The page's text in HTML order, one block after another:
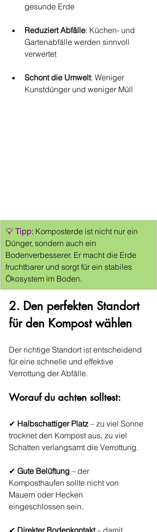
gesunde Erde
Reduziert Abfälle: Küchen- und
Gartenabfälle werden sinnvoll
verwertet
Schont die Umwelt: Weniger
Kunstdünger und weniger Müll
💡 Tipp: Komposterde ist nicht nur ein
Dünger, sondern auch ein
Bodenverbesserer. Er macht die Erde
fruchtbarer und sorgt für ein stabiles
Ökosystem im Boden.
2. Den perfekten Standort
für den Kompost wählen
Der richtige Standort ist entscheidend
für eine schnelle und effektive
Verrottung der Abfälle.
Worauf du achten solltest:
✔ Halbschattiger Platz – zu viel Sonne
trocknet den Kompost aus, zu viel
Schatten verlangsamt die Verrottung.
✔ Gute Belüftung – der
Komposthaufen sollte nicht von
Mauern oder Hecken
eingeschlossen sein.
✔ Direkter Bodenkontakt – damit